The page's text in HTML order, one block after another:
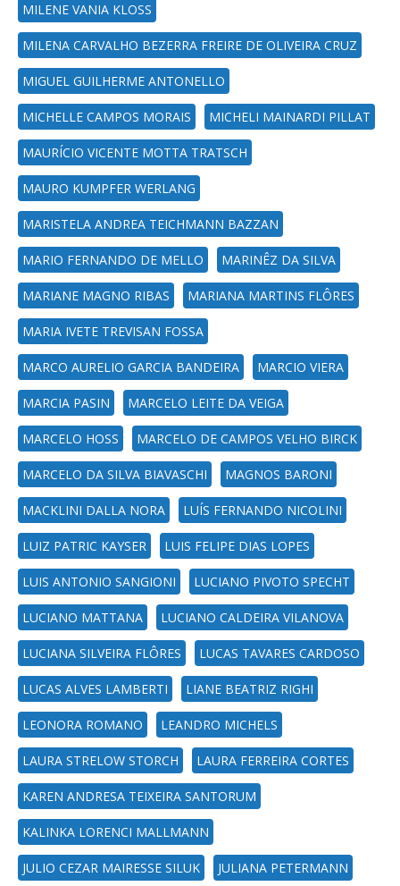
MILENE VANIA KLOSS
MILENA CARVALHO BEZERRA FREIRE DE OLIVEIRA CRUZ
MIGUEL GUILHERME ANTONELLO
MICHELLE CAMPOS MORAIS MICHELI MAINARDI PILLAT
MAURÍCIO VICENTE MOTTA TRATSCH
MAURO KUMPFER WERLANG
MARISTELA ANDREA TEICHMANN BAZZAN
MARIO FERNANDO DE MELLO MARINÊZ DA SILVA
MARIANE MAGNO RIBAS MARIANA MARTINS FLÔRES
MARIA IVETE TREVISAN FOSSA
MARCO AURELIO GARCIA BANDEIRA MARCIO VIERA
MARCIA PASIN MARCELO LEITE DA VEIGA
MARCELO HOSS MARCELO DE CAMPOS VELHO BIRCK
MARCELO DA SILVA BIAVASCHI MAGNOS BARONI
MACKLINI DALLA NORA LUÍS FERNANDO NICOLINI
LUIZ PATRIC KAYSER LUIS FELIPE DIAS LOPES
LUIS ANTONIO SANGIONI LUCIANO PIVOTO SPECHT
LUCIANO MATTANA LUCIANO CALDEIRA VILANOVA
LUCIANA SILVEIRA FLÔRES LUCAS TAVARES CARDOSO
LUCAS ALVES LAMBERTI LIANE BEATRIZ RIGHI
LEONORA ROMANO LEANDRO MICHELS
LAURA STRELOW STORCH LAURA FERREIRA CORTES
KAREN ANDRESA TEIXEIRA SANTORUM
KALINKA LORENCI MALLMANN
JULIO CEZAR MAIRESSE SILUK JULIANA PETERMANN